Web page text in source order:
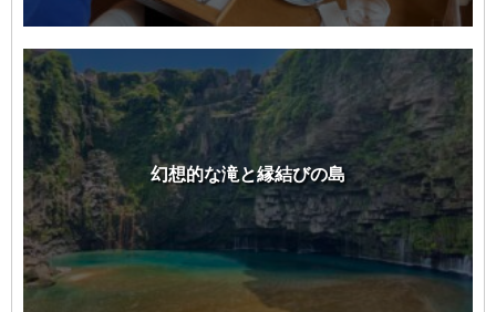
幻想的な滝と縁結びの島